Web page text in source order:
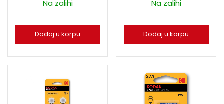
Na zalihi
Dodaj u korpu
Na zalihi
Dodaj u korpu